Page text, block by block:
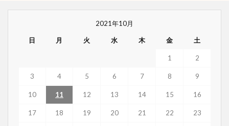
2021年10月
日 月 火 水 木 金 土
1 2
3 4 5 6 7 8 9
10 11 12 13 14 15 16
17 18 19 20 21 22 23